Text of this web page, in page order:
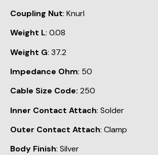
Coupling Nut: Knurl
Weight L: 0.08
Weight G: 37.2
Impedance Ohm: 50
Cable Size Code: 250
Inner Contact Attach: Solder
Outer Contact Attach: Clamp
Body Finish: Silver